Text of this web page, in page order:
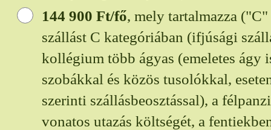
144 900 Ft/fő, mely tartalmazza
szállást C kategóriában (ifjúsági
kollégium több ágyas (emeletes ágy
szobákkal és közös tusolókkal,
szerinti szállásbeosztással), a
vonatos utazás költségét, a